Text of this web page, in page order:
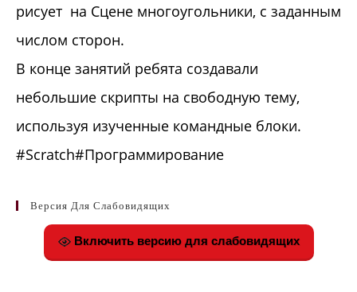
рисует на Сцене многоугольники, с заданным
числом сторон.
В конце занятий ребята создавали
небольшие скрипты на свободную тему,
используя изученные командные блоки.
#Scratch#Программирование
Версия Для Слабовидящих
Включить версию для слабовидящих